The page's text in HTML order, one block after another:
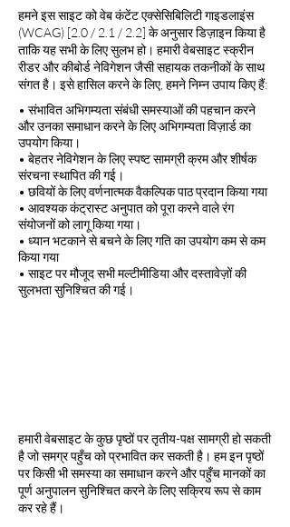
हमने इस साइट को वेब कंटेंट एक्सेसिबिलिटी गाइडलाइंस
(WCAG) [2.0 / 2.1 / 2.2] के अनुसार डिज़ाइन किया है
ताकि यह सभी के लिए सुलभ हो। हमारी वेबसाइट स्क्रीन
रीडर और कीबोर्ड नेविगेशन जैसी सहायक तकनीकों के साथ
संगत है। इसे हासिल करने के लिए, हमने निम्न उपाय किए हैं:
• संभावित अभिगम्यता संबंधी समस्याओं की पहचान करने
और उनका समाधान करने के लिए अभिगम्यता विज़ार्ड का
उपयोग किया।
• बेहतर नेविगेशन के लिए स्पष्ट सामग्री क्रम और शीर्षक
संरचना स्थापित की गई।
• छवियों के लिए वर्णनात्मक वैकल्पिक पाठ प्रदान किया गया
• आवश्यक कंट्रास्ट अनुपात को पूरा करने वाले रंग
संयोजनों को लागू किया गया।
• ध्यान भटकाने से बचने के लिए गति का उपयोग कम से कम
किया गया
• साइट पर मौजूद सभी मल्टीमीडिया और दस्तावेज़ों की
सुलभता सुनिश्चित की गई।
हमारी वेबसाइट के कुछ पृष्ठों पर तृतीय-पक्ष सामग्री हो सकती
है जो समग्र पहुँच को प्रभावित कर सकती है। हम इन पृष्ठों
पर किसी भी समस्या का समाधान करने और पहुँच मानकों का
पूर्ण अनुपालन सुनिश्चित करने के लिए सक्रिय रूप से काम
कर रहे हैं।